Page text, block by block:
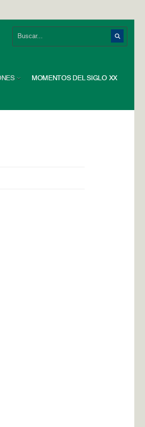
MOMENTOS DEL SIGLO XX